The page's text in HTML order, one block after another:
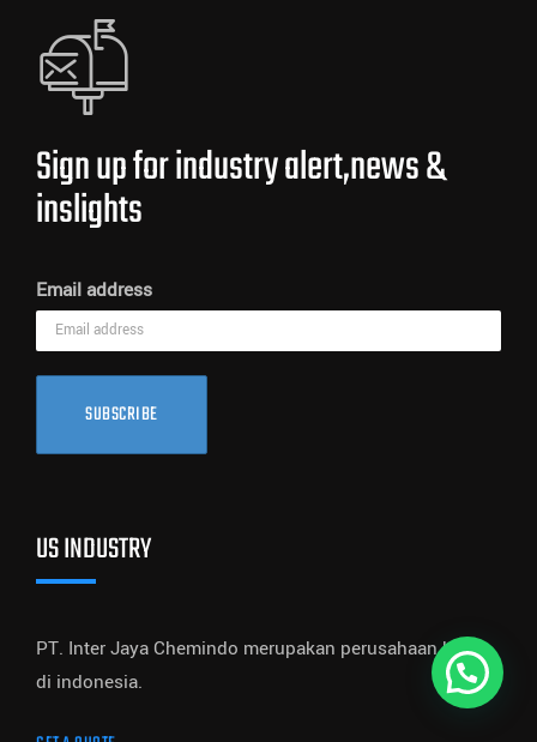
Sign up for industry alert,news &
inslights
Email address
SUBSCRIBE
US INDUSTRY
PT. Inter Jaya Chemindo merupakan perusahaan kimia
di indonesia.